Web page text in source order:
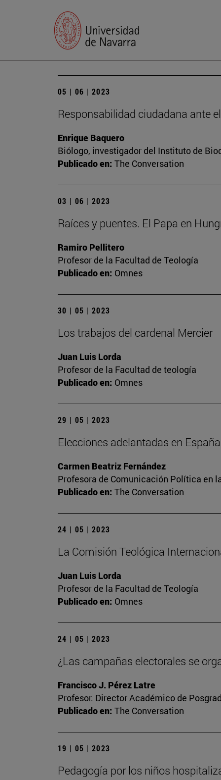
05 | 06 | 2023
Responsabilidad ciudadana ante
Enrique Baquero
Biólogo, investigador del Instituto de
Publicado en: The Conversation
03 | 06 | 2023
Raíces y puentes. El Papa en
Ramiro Pellitero
Profesor de la Facultad de Teología
Publicado en: Omnes
30 | 05 | 2023
Los trabajos del cardenal Mercier
Juan Luis Lorda
Profesor de la Facultad de teología
Publicado en: Omnes
29 | 05 | 2023
Elecciones adelantadas en
Carmen Beatriz Fernández
Profesora de Comunicación Política en
Publicado en: The Conversation
24 | 05 | 2023
La Comisión Teológica
Juan Luis Lorda
Profesor de la Facultad de Teología
Publicado en: Omnes
24 | 05 | 2023
¿Las campañas electorales se
Francisco J. Pérez Latre
Profesor. Director Académico de
Publicado en: The Conversation
19 | 05 | 2023
Pedagogía por los niños